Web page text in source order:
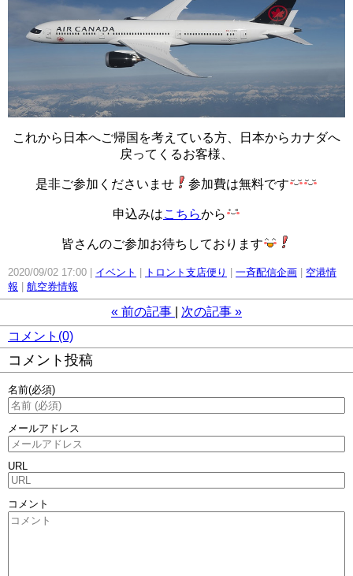
これから日本へご帰国を考えている方、日本からカナダへ
戻ってくるお客様、
是非ご参加くださいませ 参加費は無料です
申込みはこちらから
皆さんのご参加お待ちしております
2020/09/02 17:00 イベント トロント支店便り 一斉配信企画
空港情
報
航空券情報
« 前の記事 次の記事 »
コメント(0)
コメント投稿
名前(必須)
メールアドレス
URL
コメント